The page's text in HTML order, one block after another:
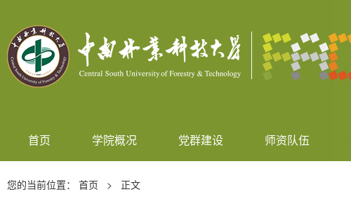
首页 学院概况 党群建设 师资队伍
您的当前位置： 首页 > 正文